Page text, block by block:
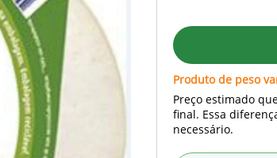
Produto de peso
Preço estimado
final. Essa
necessário.